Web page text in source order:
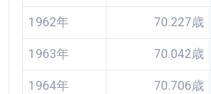
1962年 70.227歳
1963年 70.042歳
1964年 70.706歳